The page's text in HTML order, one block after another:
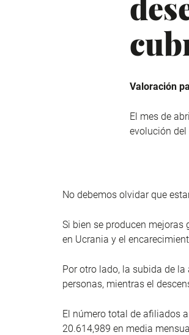
Valoración
El mes de
evolución del
No debemos olvidar que
Si bien se producen
en Ucrania y el
Por otro lado, la subida de
personas, mientras el
El número total de afiliados
20.614,989 en media